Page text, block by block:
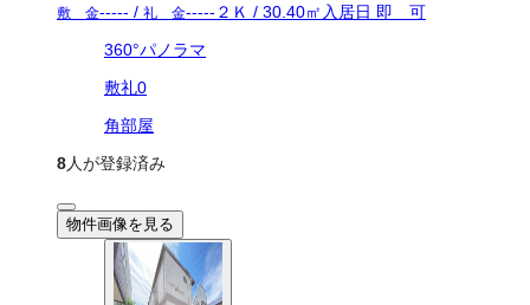
敷 金----- / 礼 金----- ２Ｋ / 30.40㎡ 入居日 即 可
360°パノラマ
敷礼0
角部屋
8人が登録済み
物件画像を見る